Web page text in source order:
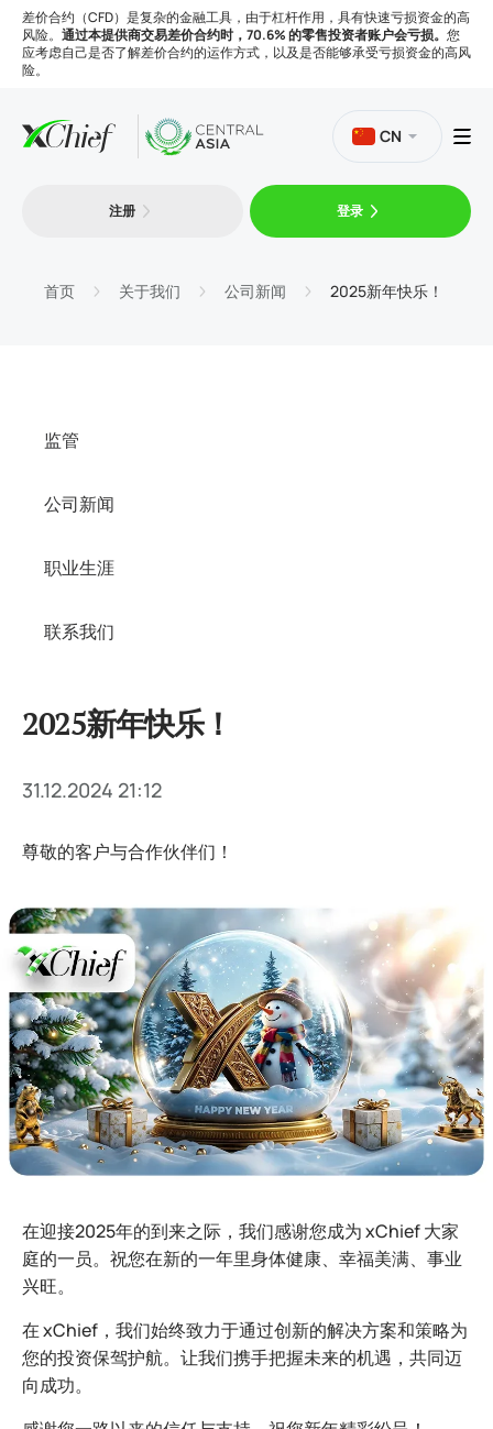
差价合约（CFD）是复杂的金融工具，由于杠杆作用，具有快速亏损资金的高
风险。 通过本提供商交易差价合约时，70.6% 的零售投资者账户会亏损。 您
应考虑自己是否了解差价合约的运作方式，以及是否能够承受亏损资金的高风
险。
平台
CN
注册 登录
首页 关于我们 公司新闻 2025新年快乐！
监管
公司新闻
职业生涯
联系我们
2025新年快乐！
31.12.2024 21:12
尊敬的客户与合作伙伴们！
在迎接2025年的到来之际，我们感谢您成为 xChief 大家
庭的一员。祝您在新的一年里身体健康、幸福美满、事业
兴旺。
在 xChief，我们始终致力于通过创新的解决方案和策略为
您的投资保驾护航。让我们携手把握未来的机遇，共同迈
向成功。